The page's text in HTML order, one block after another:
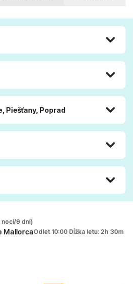
Piešťany, Poprad
nocí/9 dní)
MallorcaOdlet 10:00 Dĺžka letu: 2h 30m